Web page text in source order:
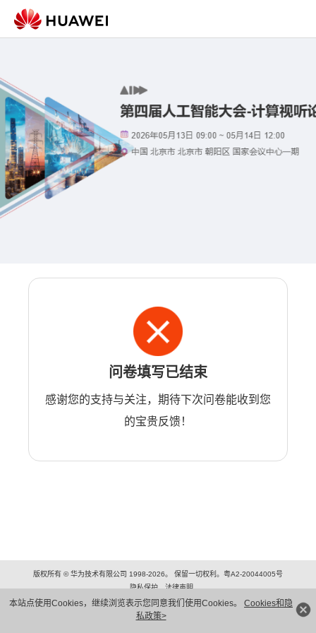
本站点使用Cookies，继续浏览表示您同意我们使用Cookies。 Cookies和隐
私政策>
问卷填写已结束
感谢您的支持与关注，期待下次问卷能收到您
的宝贵反馈！
版权所有 © 华为技术有限公司 1998-2026。 保留一切权利。粤A2-20044005号
隐私保护
法律声明